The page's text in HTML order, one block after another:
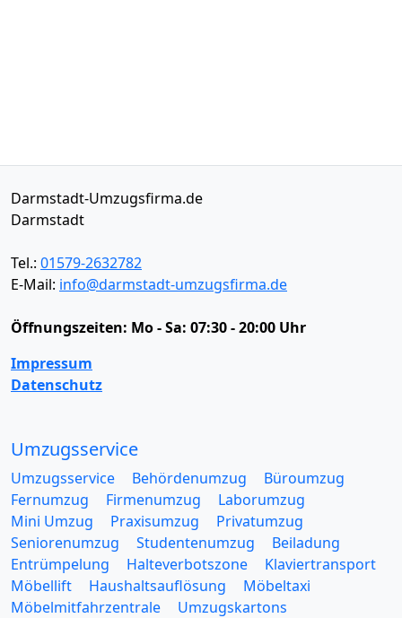
Darmstadt-Umzugsfirma.de
Darmstadt
Tel.: 01579-2632782
E-Mail: info@darmstadt-umzugsfirma.de
Öffnungszeiten: Mo - Sa: 07:30 - 20:00 Uhr
Impressum
Datenschutz
Umzugsservice
Umzugsservice Behördenumzug
Büroumzug
Fernumzug
Firmenumzug
Laborumzug
Mini Umzug
Praxisumzug
Privatumzug
Seniorenumzug
Studentenumzug
Beiladung
Entrümpelung
Halteverbotszone
Klaviertransport
Möbellift
Haushaltsauflösung
Möbeltaxi
Möbelmitfahrzentrale
Umzugskartons